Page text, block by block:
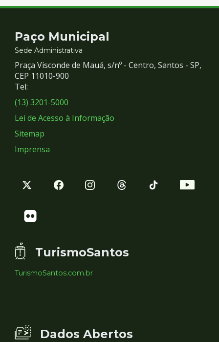
Contato
e
Redes
Sociais
Paço Municipal
Sede Administrativa
Praça Visconde de Mauá, s/nº - Centro, Santos - SP,
CEP 11010-900
Tel:
(13) 3201-5000
Lei de Acesso à Informação
Sitemap
Imprensa
TurismoSantos
TurismoSantos.com.br
Dados Abertos